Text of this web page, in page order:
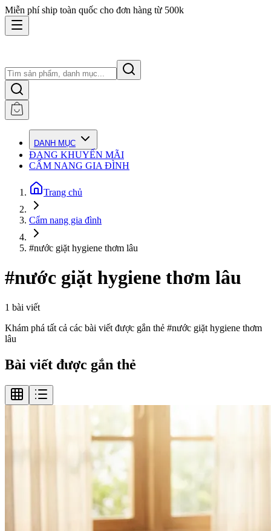
Miễn phí ship toàn quốc cho đơn hàng từ 500k
DANH MỤC
ĐANG KHUYẾN MÃI
CẨM NANG GIA ĐÌNH
Trang chủ
Cẩm nang gia đình
#nước giặt hygiene thơm lâu
#nước giặt hygiene thơm lâu
1 bài viết
Khám phá tất cả các bài viết được gắn thẻ #nước giặt hygiene thơm
lâu
Bài viết được gắn thẻ